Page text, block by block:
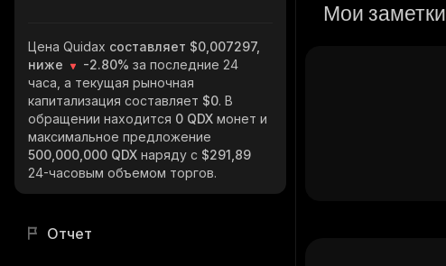
Цена Quidax составляет $0,007297,
ниже
-2.80% за последние 24
часа, а текущая рыночная
капитализация составляет $0. В
обращении находится 0 QDX монет и
максимальное предложение
500,000,000 QDX наряду с $291,89
24-часовым объемом торгов.
Отчет
Мои заметки